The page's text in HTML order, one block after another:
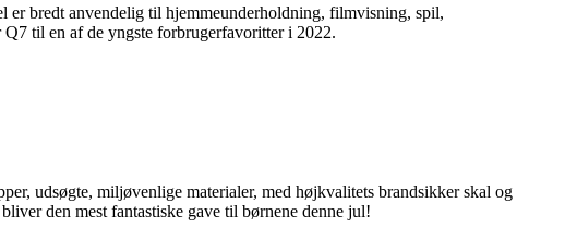
bredt anvendelig til hjemmeunderholdning, filmvisning, spil,
til en af ​​de yngste forbrugerfavoritter i 2022.
udsøgte, miljøvenlige materialer, med højkvalitets brandsikker skal og
den mest fantastiske gave til børnene denne jul!